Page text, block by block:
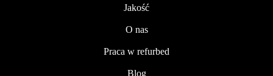
Jakość
O nas
Praca w refurbed
Blog